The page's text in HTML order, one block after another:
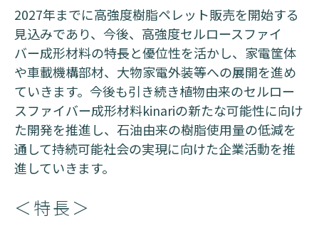
2027年までに高強度樹脂ペレット販売を開始する
見込みであり、今後、高強度セルロースファイ
バー成形材料の特長と優位性を活かし、家電筐体
や車載機構部材、大物家電外装等への展開を進め
ていきます。今後も引き続き植物由来のセルロー
スファイバー成形材料kinariの新たな可能性に向け
た開発を推進し、石油由来の樹脂使用量の低減を
通して持続可能社会の実現に向けた企業活動を推
進していきます。
＜特長＞